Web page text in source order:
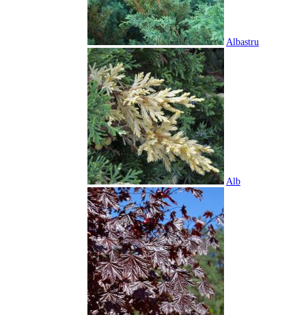
Albastru
Alb